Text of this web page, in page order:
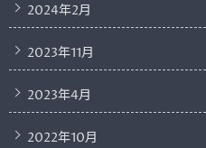
2024年2月
2023年11月
2023年4月
2022年10月